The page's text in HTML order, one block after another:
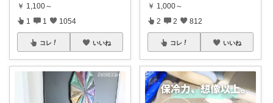
￥ 1,100～
1 1 1054
コレ いいね
￥ 1,000～
2 2 812
コレ いいね